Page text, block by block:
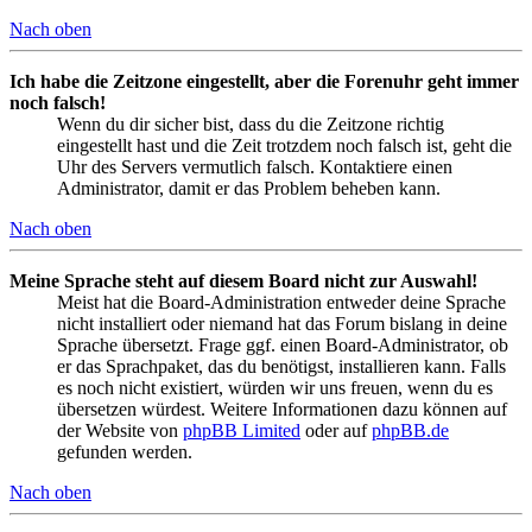
Nach oben
Ich habe die Zeitzone eingestellt, aber die Forenuhr geht immer
noch falsch!
Wenn du dir sicher bist, dass du die Zeitzone richtig
eingestellt hast und die Zeit trotzdem noch falsch ist, geht die
Uhr des Servers vermutlich falsch. Kontaktiere einen
Administrator, damit er das Problem beheben kann.
Nach oben
Meine Sprache steht auf diesem Board nicht zur Auswahl!
Meist hat die Board-Administration entweder deine Sprache
nicht installiert oder niemand hat das Forum bislang in deine
Sprache übersetzt. Frage ggf. einen Board-Administrator, ob
er das Sprachpaket, das du benötigst, installieren kann. Falls
es noch nicht existiert, würden wir uns freuen, wenn du es
übersetzen würdest. Weitere Informationen dazu können auf
der Website von phpBB Limited oder aufphpBB.de
gefunden werden.
Nach oben